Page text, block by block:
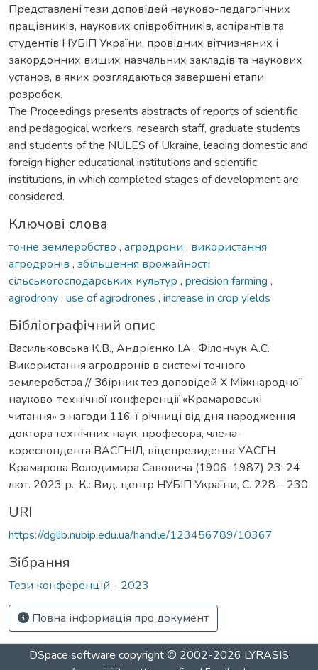
Представлені тези доповідей науково-педагогічних
працівників, наукових співробітників, аспірантів та
студентів НУБіП України, провідних вітчизняних і
закордонних вищих навчальних закладів та наукових
установ, в яких розглядаються завершені етапи
розробок.
The Proceedings presents abstracts of reports of scientific
and pedagogical workers, research staff, graduate students
and students of the NULES of Ukraine, leading domestic and
foreign higher educational institutions and scientific
institutions, in which completed stages of development are
considered.
Ключові слова
точне землеробство , агродрони , використання
агродронів , збільшення врожайності
сільськогосподарських культур , precision farming ,
agrodrony, use of agrodrones , increase in crop yields
Бібліографічний опис
Васильковська К.В., Андрієнко І.А., Філончук А.С.
Використання агродронів в системі точного
землеробства // Збірник тез доповідей Х Міжнародної
науково-технічної конференції «Крамаровські
читання» з нагоди 116-ї річниці від дня народження
доктора технічних наук, професора, члена-
кореспондента ВАСГНІЛ, віцепрезидента УАСГН
Крамарова Володимира Савовича (1906-1987) 23-24
лют. 2023 р., К.: Вид. центр НУБІП України, С. 228 – 230
URI
https://dglib.nubip.edu.ua/handle/123456789/10367
Зібрання
Тези конференцій - 2023
Повна інформація про документ
DSpace software copyright © 2002-2026 LYRASIS